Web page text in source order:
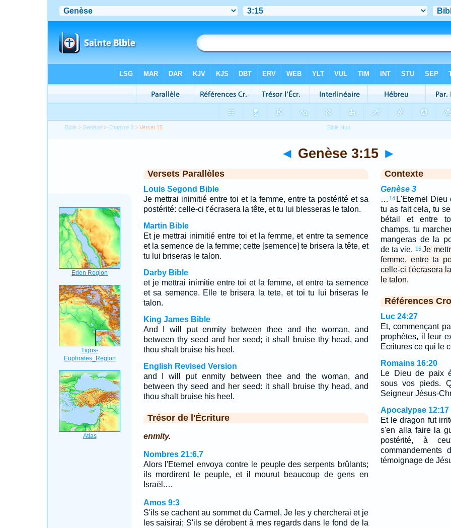
Bible >Genèse >Chapitre 3 > Verset 15
◄ Genèse 3:15 ►
Versets Parallèles
Louis Segond Bible
Je mettrai inimitié entre toi et la femme, entre ta postérité et sa
postérité: celle-ci t'écrasera la tête, et tu lui blesseras le talon.
Martin Bible
Et je mettrai inimitié entre toi et la femme, et entre ta semence
et la semence de la femme; cette [semence] te brisera la tête, et
tu lui briseras le talon.
Darby Bible
et je mettrai inimitie entre toi et la femme, et entre ta semence
et sa semence. Elle te brisera la tete, et toi tu lui briseras le
talon.
King James Bible
And I will put enmity between thee and the woman, and
between thy seed and her seed; it shall bruise thy head, and
thou shalt bruise his heel.
English Revised Version
and I will put enmity between thee and the woman, and
between thy seed and her seed: it shall bruise thy head, and
thou shalt bruise his heel.
Trésor de l'Écriture
enmity.
Nombres 21:6,7
Alors l'Eternel envoya contre le peuple des serpents brûlants;
ils mordirent le peuple, et il mourut beaucoup de gens en
Israël.…
Amos 9:3
S'ils se cachent au sommet du Carmel, Je les y chercherai et je
les saisirai; S'ils se dérobent à mes regards dans le fond de la
Contexte
Genèse 3
… 14 L'Eternel Dieu
tu as fait cela, tu
bétail et entre
champs, tu
mangeras de la
de ta vie. 15 Je
femme, entre ta
celle-ci t'écrasera
le talon.
Références
Luc 24:27
Et, commençant
prophètes, il leur
Ecritures ce qui le
Romains 16:20
Le Dieu de paix
sous vos pieds.
Seigneur Jésus-
Apocalypse 12:17
Et le dragon fut
s'en alla faire la
postérité, à
témoignage de